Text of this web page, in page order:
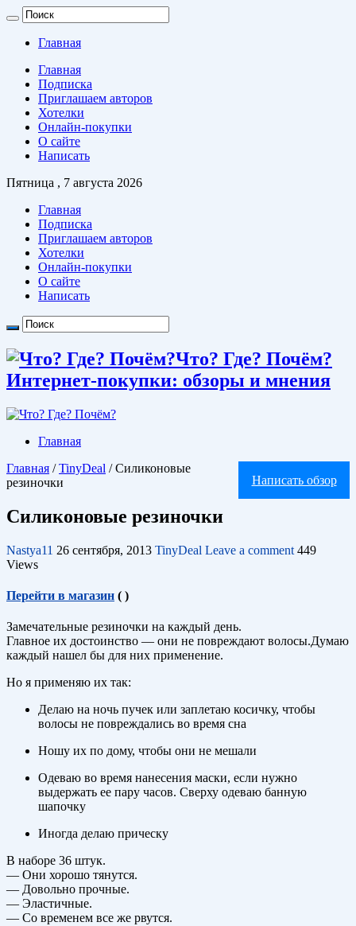
Главная
Главная
Подписка
Приглашаем авторов
Хотелки
Онлайн-покупки
О сайте
Написать
Пятница , 7 августа 2026
Главная
Подписка
Приглашаем авторов
Хотелки
Онлайн-покупки
О сайте
Написать
Что? Где? Почём?
Интернет-покупки: обзоры и мнения
Главная
Написать обзор
Главная / TinyDeal / Силиконовые
резиночки
Силиконовые резиночки
Nastya11 26 сентября, 2013 TinyDeal Leave a comment 449
Views
Перейти в магазин ( )
Замечательные резиночки на каждый день.
Главное их достоинство — они не повреждают волосы.Думаю
каждый нашел бы для них применение.
Но я применяю их так:
Делаю на ночь пучек или заплетаю косичку, чтобы
волосы не повреждались во время сна
Ношу их по дому, чтобы они не мешали
Одеваю во время нанесения маски, если нужно
выдержать ее пару часов. Сверху одеваю банную
шапочку
Иногда делаю прическу
В наборе 36 штук.
— Они хорошо тянутся.
— Довольно прочные.
— Эластичные.
— Со временем все же рвутся.